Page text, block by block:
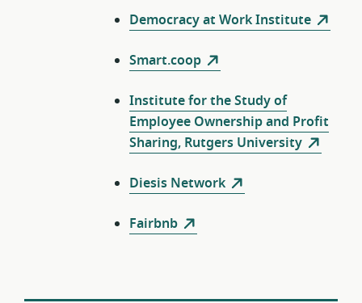
Democracy at Work Institute
Smart.coop
Institute for the Study of
Employee Ownership and Profit
Sharing, Rutgers University
Diesis Network
Fairbnb